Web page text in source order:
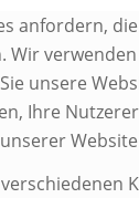
anfordern,
Wir
unsere
Ihre
verschiedenen